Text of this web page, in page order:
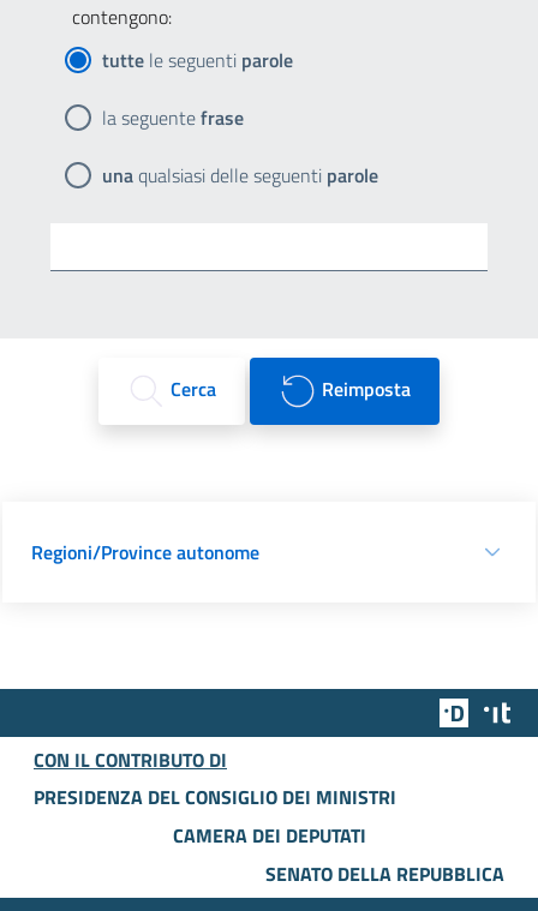
contengono:
tutte le seguenti parole
la seguentefrase
unaqualsiasi delle seguenti parole
Cerca Reimposta
Regioni/Province autonome
Team
CON IL CONTRIBUTO DI
PRESIDENZA DEL CONSIGLIO DEI MINISTRI
CAMERA DEI DEPUTATI
SENATO DELLA REPUBBLICA